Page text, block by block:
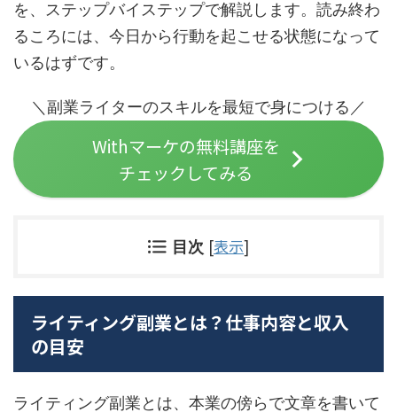
を、ステップバイステップで解説します。読み終わ
るころには、今日から行動を起こせる状態になって
いるはずです。
＼副業ライターのスキルを最短で身につける／
Withマーケの無料講座を
チェックしてみる
目次 [表示]
ライティング副業とは？仕事内容と収入
の目安
ライティング副業とは、本業の傍らで文章を書いて